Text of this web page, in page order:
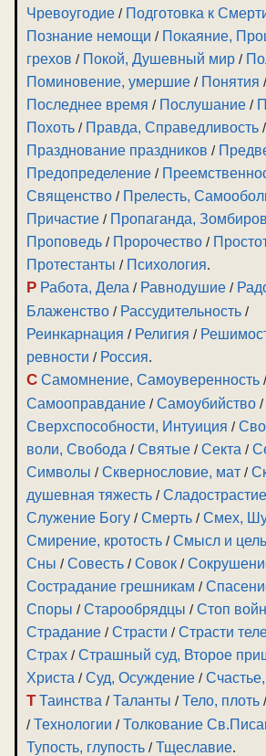
Чревоугодие / Подготовка к
Познание немощи / Покаяние,
грехов / Покой, Душевный мир /
Поминовение, умершие / Понятия /
Последнее время / Послушание /
Похоть / Правда, Справедливость /
Празднование праздников /
Предопределение /
Священство / Прелесть,
Причастие / Пропаганда,
Проповедь / Пророчество /
Протестанты / Психология.
Р Работа, Дела / Равнодушие /
Блаженство / Рассудительность /
Реинкарнация / Религия /
ревности / Россия.
С Самомнение, Самоуверенность /
Самооправдание /Самоубийство /
Сверхспособности, Интуиция /
воли, Свобода /Святые /Секта /
Символы /Сквернословие, мат /
душевная тяжесть /Сладострастие
Служение Богу /Смерть /Смех,
Смирение, кротость /Смысл и
Сны /Совесть /Совок /
Сострадание грешникам /
Споры /Старообрядцы /Стоп
Страдание /Страсти /Страсти
Страх /Страшный суд, Второе
Христа /Суд, Осуждение /
Т Таинства /Таланты /Тело, плоть
/Технологии /Толкование
Тупость, глупость /Тщеславие.